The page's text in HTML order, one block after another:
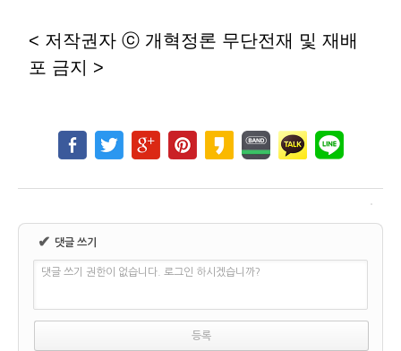
< 저작권자 ⓒ 개혁정론 무단전재 및 재배
포 금지 >
✔ 댓글 쓰기
댓글 쓰기 권한이 없습니다. 로그인 하시겠습니까?